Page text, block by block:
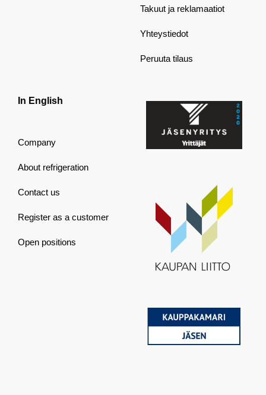
Takuut ja reklamaatiot
Yhteystiedot
Peruuta tilaus
In English
Company
About refrigeration
Contact us
Register as a customer
Open positions